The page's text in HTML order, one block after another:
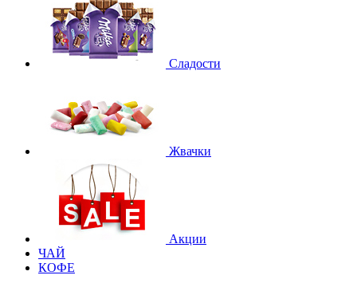
Сладости
Жвачки
Акции
ЧАЙ
КОФЕ